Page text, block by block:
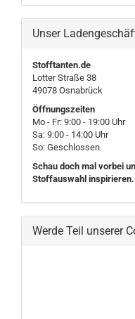
Unser
Stofftanten.de
Lotter Straße 38
49078 Osnabrück
Öffnungszeiten
Mo - Fr: 9:00 - 19:00 Uhr
Sa: 9:00 - 14:00 Uhr
So: Geschlossen
Schau doch mal vorbei
Stoffauswahl
Werde Teil unserer